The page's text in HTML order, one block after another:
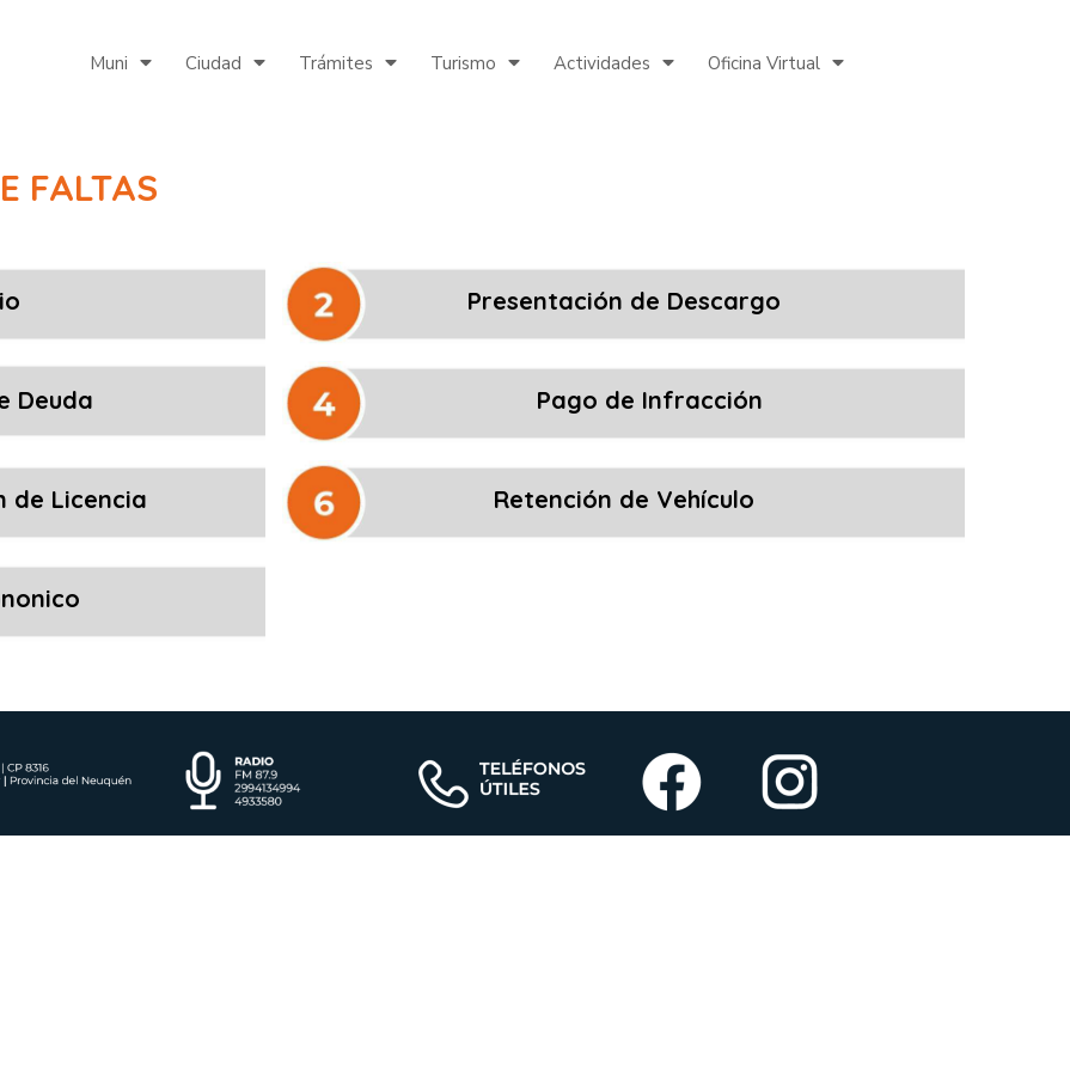
Muni Ciudad Trámites Turismo Actividades Oficina Virtual
FALTAS
Presentación de Descargo
Deuda Pago de Infracción
de Licencia Retención de Vehículo